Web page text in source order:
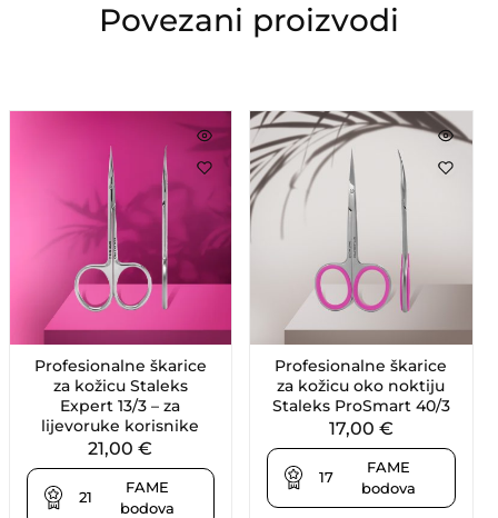
Povezani proizvodi
Profesionalne škarice
za kožicu Staleks
Expert 13/3 – za
lijevoruke korisnike
21,00€
21
FAME
bodova
Profesionalne škarice
za kožicu oko noktiju
Staleks ProSmart 40/3
17,00 €
17
FAME
bodova